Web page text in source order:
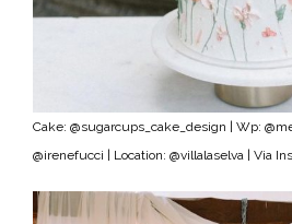
Cake: @sugarcups_cake_design | Wp:
@irenefucci | Location: @villalaselva | Via